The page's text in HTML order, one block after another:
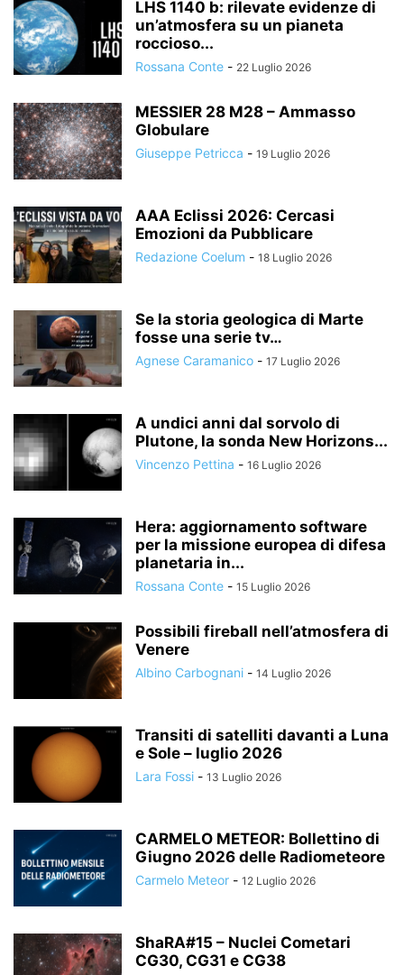
LHS 1140 b: rilevate evidenze di
un’atmosfera su un pianeta
roccioso...
Rossana Conte - 22 Luglio 2026
MESSIER 28 M28 – Ammasso
Globulare
Giuseppe Petricca - 19 Luglio 2026
AAA Eclissi 2026: Cercasi
Emozioni da Pubblicare
Redazione Coelum - 18 Luglio 2026
Se la storia geologica di Marte
fosse una serie tv…
Agnese Caramanico - 17 Luglio 2026
A undici anni dal sorvolo di
Plutone, la sonda New Horizons...
Vincenzo Pettina - 16 Luglio 2026
Hera: aggiornamento software
per la missione europea di difesa
planetaria in...
Rossana Conte - 15 Luglio 2026
Possibili fireball nell’atmosfera di
Venere
Albino Carbognani - 14 Luglio 2026
Transiti di satelliti davanti a Luna
e Sole – luglio 2026
Lara Fossi - 13 Luglio 2026
CARMELO METEOR: Bollettino di
Giugno 2026 delle Radiometeore
Carmelo Meteor - 12 Luglio 2026
ShaRA#15 – Nuclei Cometari
CG30, CG31 e CG38